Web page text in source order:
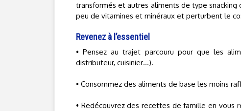
transformés et autres aliments de type
peu de vitamines et minéraux et perturbent le
Revenez à l’essentiel
• Pensez au trajet parcouru pour que les
distributeur, cuisinier…).
• Consommez des aliments de base les moins
• Redécouvrez des recettes de famille en